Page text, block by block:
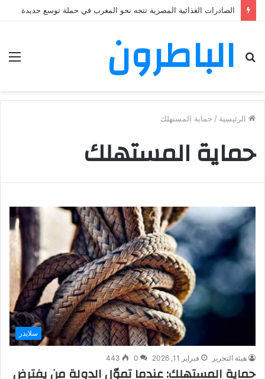
الصادرات الغذائية المصرية تتجه نحو المغرب في حملة توسع جديدة
الباطرون
الرئيسية / حماية المستهلك
حماية المستهلك
سلايدر
هيئة التحرير فبراير 11, 2026 0
443
حماية المستهلك: عندما تموّل الدولة من يفترض